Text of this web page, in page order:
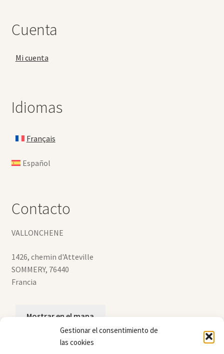
Gestionar el consentimiento de
las cookies
Cuenta
Mi cuenta
Idiomas
Français
Español
Contacto
VALLONCHENE
1426, chemin d'Atteville
SOMMERY, 76440
Francia
Mostrar en el mapa